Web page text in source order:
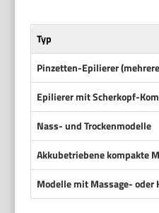
Typ
Pinzetten-Epilierer
Epilierer mit Scherkopf-
Nass- und Trockenmodelle
Akkubetriebene kompakte
Modelle mit Massage- oder